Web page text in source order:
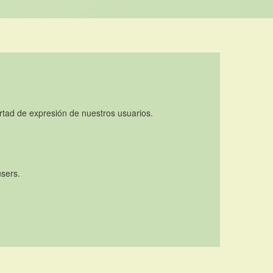
de expresión de nuestros usuarios.